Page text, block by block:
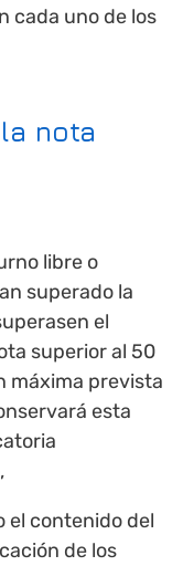
cada uno de los
nota
libre o
superado la
el
superior al 50
máxima prevista
esta
el contenido del
de los